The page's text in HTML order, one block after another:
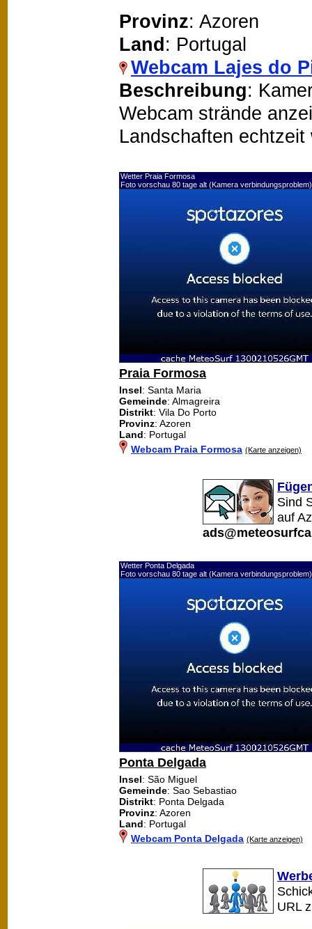
Provinz: Azoren
Land: Portugal
Webcam Lajes do
Beschreibung:
Webcam strände
Landschaften echtzeit
Wetter Praia Formosa
Foto vorschau 80 tage alt (Kamera verbindungsproblem)
Praia Formosa
Insel: Santa Maria
Gemeinde: Almagreira
Distrikt: Vila Do Porto
Provinz: Azoren
Land: Portugal
Webcam Praia Formosa (Karte anzeigen)
Sind
auf
Wetter Ponta Delgada
Foto vorschau 80 tage alt (Kamera verbindungsproblem)
Ponta Delgada
Insel: São Miguel
Gemeinde: Sao Sebastiao
Distrikt: Ponta Delgada
Provinz: Azoren
Land: Portugal
Webcam Ponta Delgada (Karte anzeigen)
URL